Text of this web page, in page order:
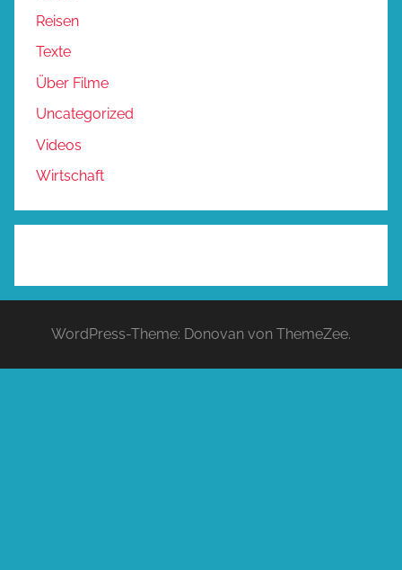
Reisen
Texte
Über Filme
Uncategorized
Videos
Wirtschaft
WordPress-Theme: Donovan von ThemeZee.